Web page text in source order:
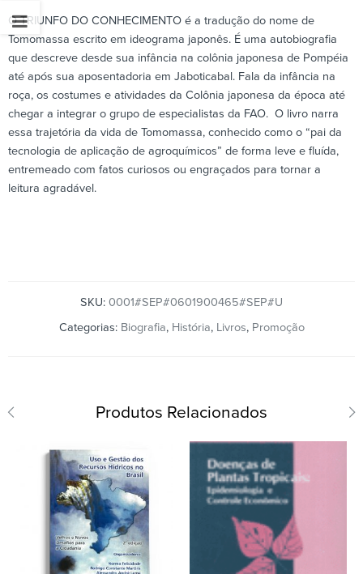
O TRIUNFO DO CONHECIMENTO é a tradução do nome de
Tomomassa escrito em ideograma japonês. É uma autobiografia
que descreve desde sua infância na colônia japonesa de Pompéia
até após sua aposentadoria em Jaboticabal. Fala da infância na
roça, os costumes e atividades da Colônia japonesa da época até
chegar a integrar o grupo de especialistas da FAO. O livro narra
essa trajetória da vida de Tomomassa, conhecido como o “pai da
tecnologia de aplicação de agroquímicos” de forma leve e fluída,
entremeado com fatos curiosos ou engraçados para tornar a
leitura agradável.
SKU: 0001#SEP#0601900465#SEP#U
Categorias: Biografia, História, Livros, Promoção
Produtos Relacionados